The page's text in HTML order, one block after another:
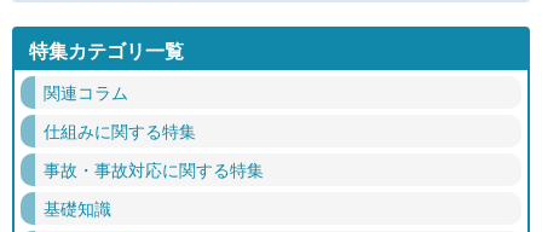
特集カテゴリ一覧
関連コラム
仕組みに関する特集
事故・事故対応に関する特集
基礎知識